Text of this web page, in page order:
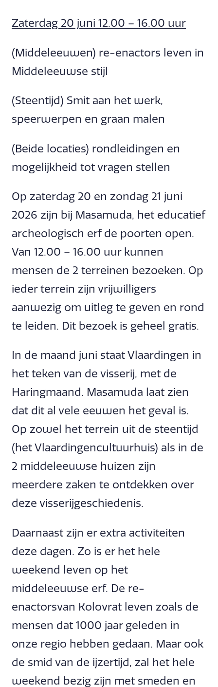
Zaterdag 20 juni 12.00 – 16.00 uur
(Middeleeuwen) re-enactors leven in
Middeleeuwse stijl
(Steentijd) Smit aan het werk,
speerwerpen en graan malen
(Beide locaties) rondleidingen en
mogelijkheid tot vragen stellen
Op zaterdag 20 en zondag 21 juni
2026 zijn bij Masamuda, het educatief
archeologisch erf de poorten open.
Van 12.00 – 16.00 uur kunnen
mensen de 2 terreinen bezoeken. Op
ieder terrein zijn vrijwilligers
aanwezig om uitleg te geven en rond
te leiden. Dit bezoek is geheel gratis.
In de maand juni staat Vlaardingen in
het teken van de visserij, met de
Haringmaand. Masamuda laat zien
dat dit al vele eeuwen het geval is.
Op zowel het terrein uit de steentijd
(het Vlaardingencultuurhuis) als in de
2 middeleeuwse huizen zijn
meerdere zaken te ontdekken over
deze visserijgeschiedenis.
Daarnaast zijn er extra activiteiten
deze dagen. Zo is er het hele
weekend leven op het
middeleeuwse erf. De re-
enactorsvan Kolovrat leven zoals de
mensen dat 1000 jaar geleden in
onze regio hebben gedaan. Maar ook
de smid van de ijzertijd, zal het hele
weekend bezig zijn met smeden en